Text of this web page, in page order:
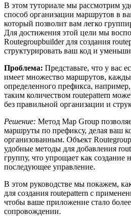
В этом туториале мы рассмотрим
способ организации маршрутов в
который позволит вам легко
Для достижения этой цели мы
Routegroupbuilder для создания
структурировать ваш код и
Проблема: Представьте, что у вас
имеет множество маршрутов,
определенного префикса,
таким количеством routepattern
без правильной организации и
Решение: Метод Map Group
маршруты по префиксу, делая ваш
организованным. Объект
удобные методы для добавления
группу, что упрощает как создание
последующее управление.
В этом руководстве мы покажем,
для создания routepattern с
чтобы ваше приложение стало
сопровождении.